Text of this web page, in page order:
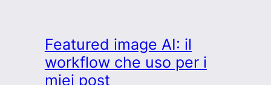
Beauty:
ridefinire
Featured image AI: il
workflow che uso per i
miei post